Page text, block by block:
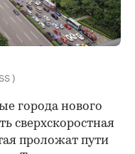
)
города нового
сверхскоростная
проложат пути